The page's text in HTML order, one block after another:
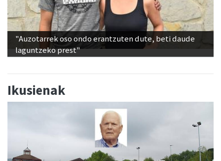
"Auzotarrek oso ondo erantzuten dute, beti daude
laguntzeko prest"
Ikusienak